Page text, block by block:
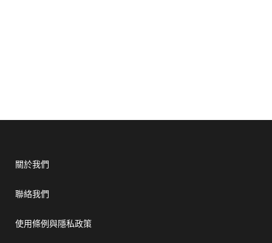
關於我們
聯絡我們
使用條例與隱私政策